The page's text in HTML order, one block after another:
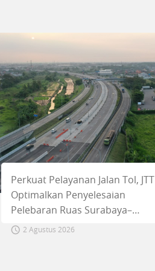
Perkuat Pelayanan Jalan Tol, JTT
Optimalkan Penyelesaian
Pelebaran Ruas Surabaya–
Gempol
2 Agustus 2026